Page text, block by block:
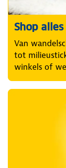
Shop
Van
tot
winkels of